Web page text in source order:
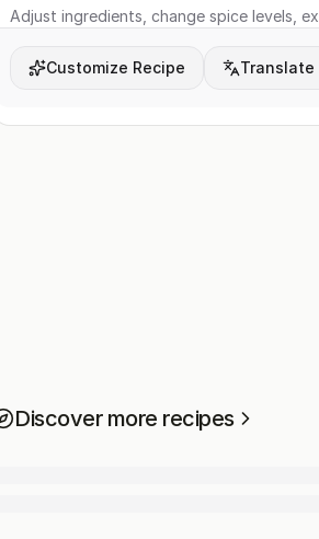
Adjust ingredients, change spice levels,
Customize Recipe Translate
Discover more recipes